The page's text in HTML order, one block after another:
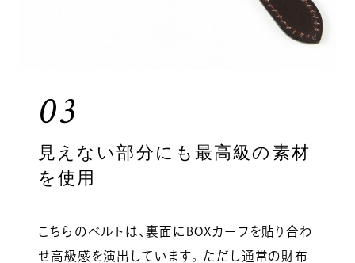
03
見えない部分にも最高級の素材
を使用
こちらのベルトは、裏面にBOXカーフを貼り合わ
せ高級感を演出しています。 ただし通常の財布